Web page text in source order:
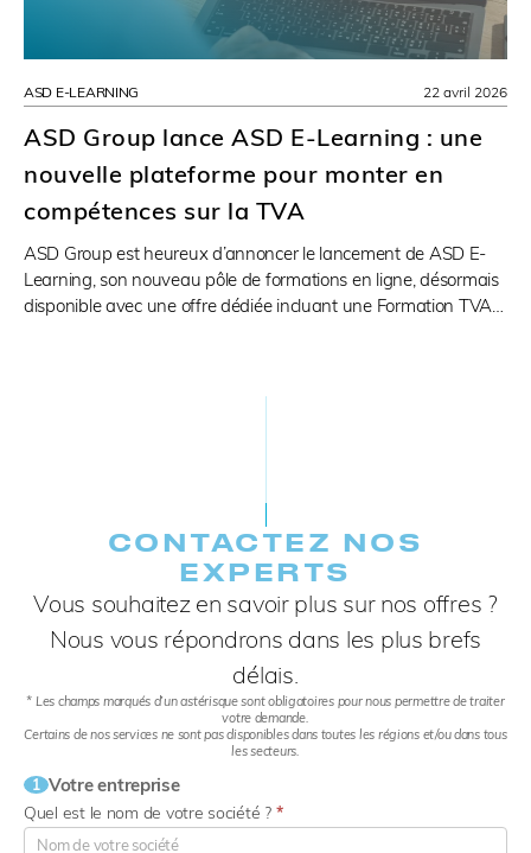
ASD E-LEARNING
ASD Group lance ASD E-Learning : une
nouvelle plateforme pour monter en
compétences sur la TVA
ASD Group est heureux d’annoncer le lancement de ASD E-
Learning, son nouveau pôle de formations en ligne, désormais
disponible avec une offre dédiée incluant une Formation TVA…
22 avril 2026
CONTACTEZ NOS
EXPERTS​
Vous souhaitez en savoir plus sur nos offres ?
Nous vous répondrons dans les plus brefs
délais.
* Les champs marqués d’un astérisque sont obligatoires pour nous permettre de traiter
votre demande.
Certains de nos services ne sont pas disponibles dans toutes les régions et/ou dans tous
les secteurs.
1 Votre entreprise
Quel est le nom de votre société ? *